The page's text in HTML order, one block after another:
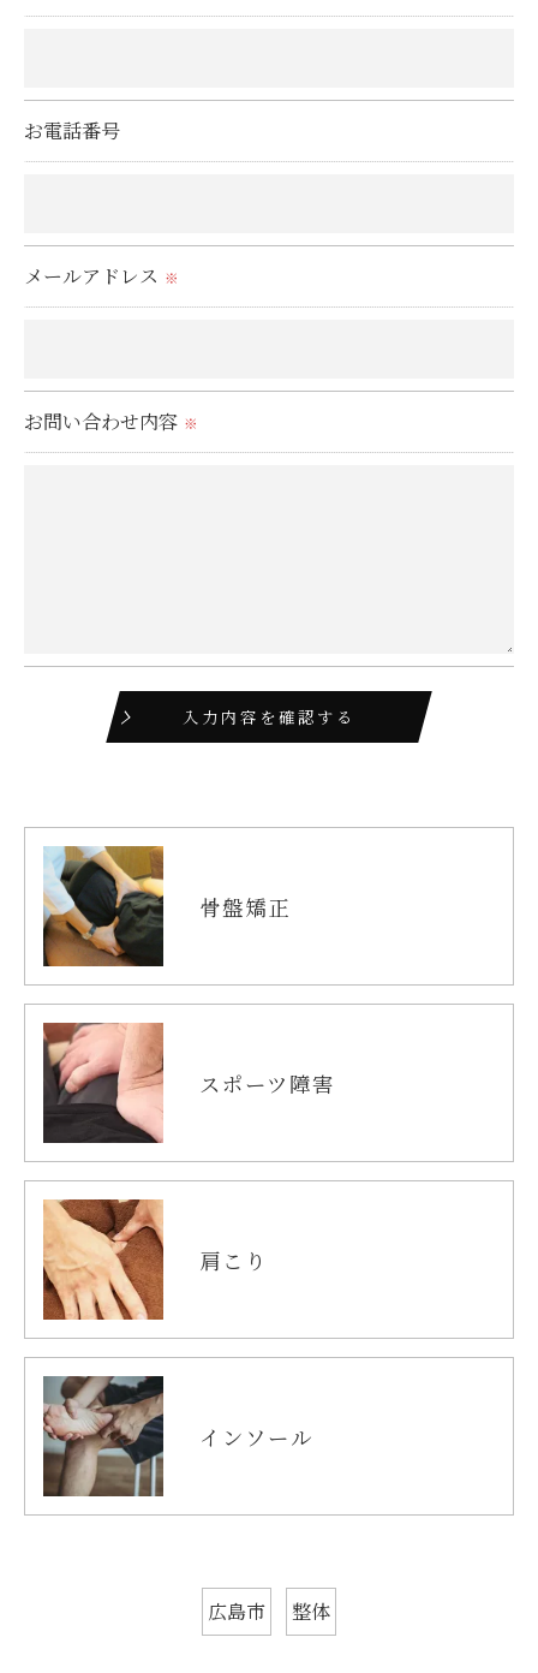
＜個人情報の委託について＞
当社では、お客様の個人情報の開示･訂正･削除・利
す。
個人情報の開示･訂正･削除・利用停止の具体的手続
きにつきましては、お電話でお問合せ下さい。
お電話番号
メールアドレス ※
お問い合わせ内容 ※
骨盤矯正
スポーツ障害
肩こり
インソール
広島市 整体